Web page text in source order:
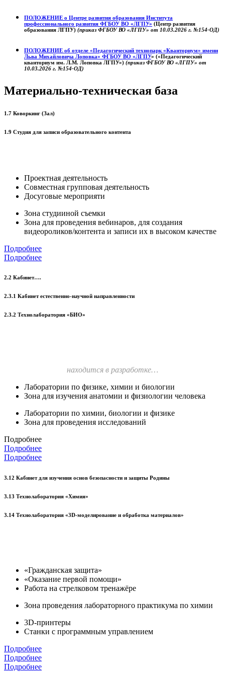
ПОЛОЖЕНИЕ о Центре развития образования Института
профессионального развития ФГБОУ ВО «ЛГПУ» (Центр развития
образования ЛГПУ) (приказ ФГБОУ ВО «ЛГПУ» от 10.03.2026 г. №154-ОД)
ПОЛОЖЕНИЕ об отделе «Педагогический технопарк «Кванториум» имени
Льва Михайловича Лоповка» ФГБОУ ВО «ЛГПУ» («Педагогический
кванториум им. Л.М. Лоповка ЛГПУ») (приказ ФГБОУ ВО «ЛГПУ» от
10.03.2026 г. №154-ОД)
Материально-техническая база
1.7 Коворкинг (Зал)
1.9 Студия для записи образовательного контента
Проектная деятельность
Совместная групповая деятельность
Досуговые мероприяти
Зона студииной съемки
Зона для проведения вебинаров, для создания
видеороликов/контента и записи их в высоком качестве
Подробнее
Подробнее
2.2 Кабинет….
2.3.1 Кабинет естественно-научной направленности
2.3.2 Технолаборатория «БИО»
находится в разработке…
Лаборатории по физике, химии и биологии
Зона для изучения анатомии и физиологии человека
Лаборатории по химии, биологии и физике
Зона для проведения исследований
Подробнее
Подробнее
Подробнее
3.12 Кабинет для изучения основ безопасности и защиты Родины
3.13 Технолаборатория «Химия»
3.14 Технолаборатория «3D-моделирование и обработка материалов»
«Гражданская защита»
«Оказание первой помощи»
Работа на стрелковом тренажёре
Зона проведения лабораторного практикума по химии
3D-принтеры
Станки с программным управлением
Подробнее
Подробнее
Подробнее